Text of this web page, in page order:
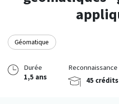
Géomatique
Durée
1,5 ans
Reconnaissance
45 crédits